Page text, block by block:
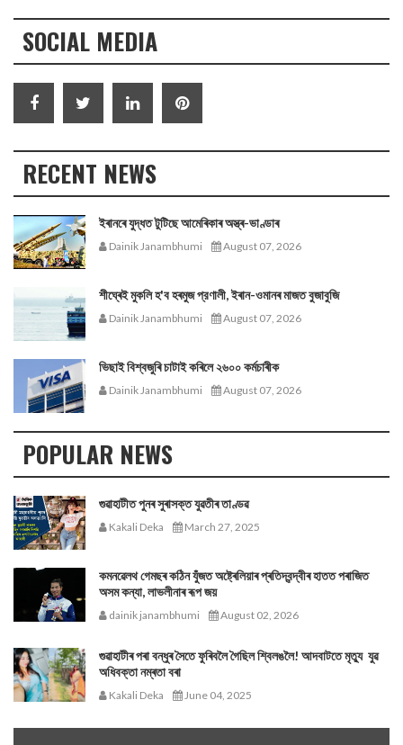
SOCIAL MEDIA
RECENT NEWS
ইৰানৰে যুদ্ধত টুটিছে আমেৰিকাৰ অস্ত্ৰ-ভাণ্ডাৰ
Dainik Janambhumi August 07, 2026
শীঘ্ৰেই মুকলি হ'ব হৰমুজ প্রণালী, ইৰান-ওমানৰ মাজত বুজাবুজি
Dainik Janambhumi August 07, 2026
ভিছাই বিশ্বজুৰি চাটাই কৰিলে ২৬০০ কৰ্মচাৰীক
Dainik Janambhumi August 07, 2026
POPULAR NEWS
গুৱাহাটীত পুনৰ সুৰাসক্ত যুৱতীৰ তাণ্ডৱ
Kakali Deka March 27, 2025
কমনৱেলথ গেমছৰ কঠিন যুঁজত অষ্ট্ৰেলিয়াৰ প্ৰতিদ্বন্দ্বীৰ হাতত পৰাজিত
অসম কন্যা, লাভলীনাৰ ৰূপ জয়
dainik janambhumi August 02, 2026
গুৱাহাটীৰ পৰা বন্ধুৰ সৈতে ফুৰিবলৈ গৈছিল শ্বিলঙলৈ! আদবাটতে মৃত্যু যুৱ
অধিবক্তা নম্ৰতা বৰা
Kakali Deka June 04, 2025